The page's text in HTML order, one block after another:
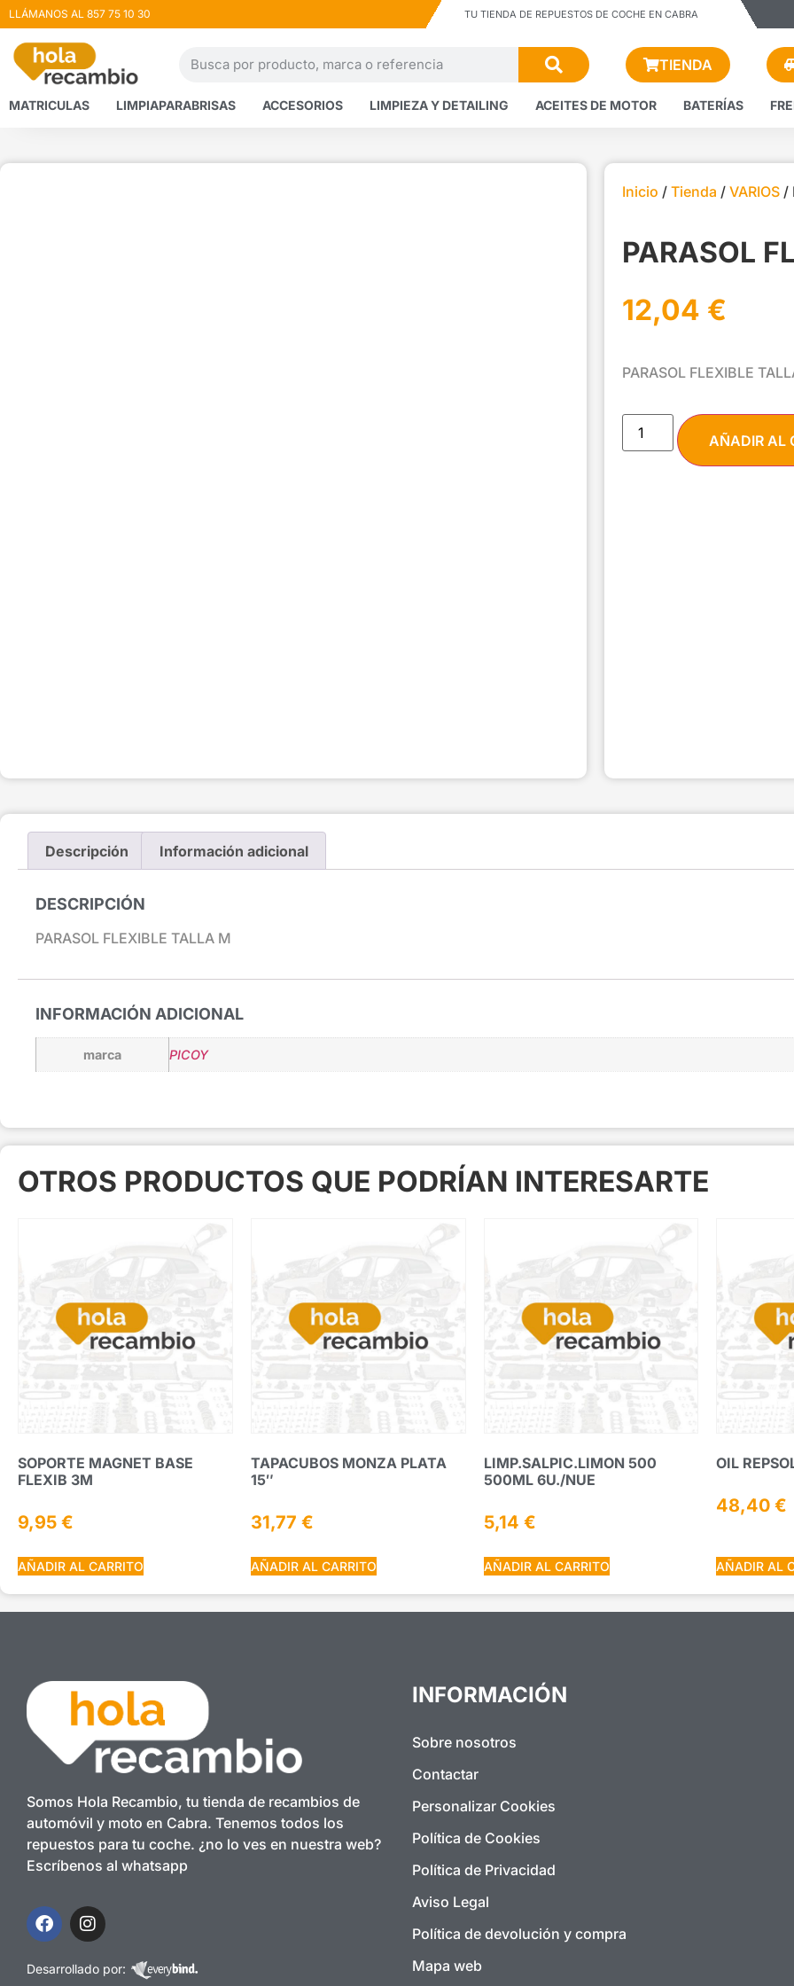
LLÁMANOS AL 857 75 10 30 TU TIENDA DE REPUESTOS DE COCHE EN CABRA
TIENDA
MATRICULAS LIMPIAPARABRISAS ACCESORIOS LIMPIEZA Y DETAILING ACEITES DE MOTOR BATERÍAS
Inicio / Tienda / VARIOS /
PARASOL
12,04 €
PARASOL FLEXIBLE
AÑADIR AL
Descripción Información adicional
DESCRIPCIÓN
PARASOL FLEXIBLE TALLA M
INFORMACIÓN ADICIONAL
marca PICOY
OTROS PRODUCTOS QUE PODRÍAN INTERESARTE
SOPORTE MAGNET BASE
FLEXIB 3M
9,95 €
AÑADIR AL CARRITO
TAPACUBOS MONZA PLATA
15″
31,77 €
AÑADIR AL CARRITO
LIMP.SALPIC.LIMON 500
500ML 6U./NUE
5,14 €
AÑADIR AL CARRITO
OIL
48,40€
AÑADIR AL
Somos Hola Recambio, tu tienda de recambios de
automóvil y moto en Cabra. Tenemos todos los
repuestos para tu coche. ¿no lo ves en nuestra web?
Escríbenos al whatsapp
Desarrollado por:
INFORMACIÓN
Sobre nosotros
Contactar
Personalizar Cookies
Política de Cookies
Política de Privacidad
Aviso Legal
Política de devolución y compra
Mapa web